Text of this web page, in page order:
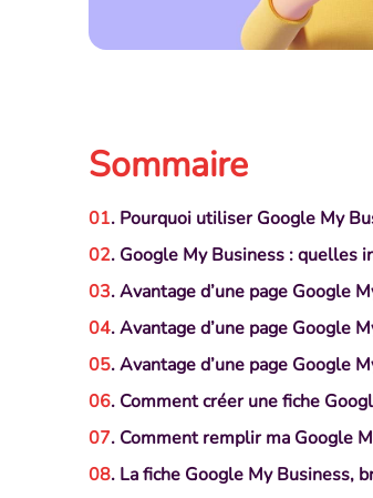
Sommaire
. Pourquoi utiliser Google My
. Google My Business : quelles
. Avantage d’une page Google
. Avantage d’une page Google
. Avantage d’une page Google
. Comment créer une fiche
. Comment remplir ma Google
. La fiche Google My Business,